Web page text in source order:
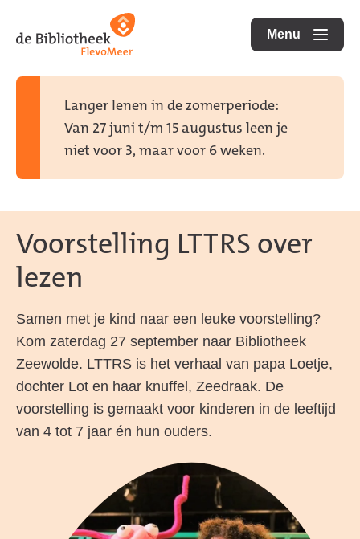
direct
direct
naar
Menu
openen
Langer lenen in de zomerperiode:
Van 27 juni t/m 15 augustus leen je
niet voor 3, maar voor 6 weken.
Voorstelling LTTRS over
lezen
Samen met je kind naar een leuke voorstelling?
Kom zaterdag 27 september naar Bibliotheek
Zeewolde. LTTRS is het verhaal van papa Loetje,
dochter Lot en haar knuffel, Zeedraak. De
voorstelling is gemaakt voor kinderen in de leeftijd
van 4 tot 7 jaar én hun ouders.